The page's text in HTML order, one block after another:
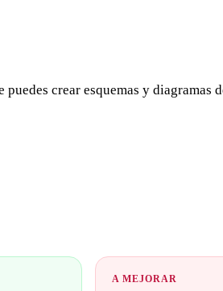
puedes crear esquemas y
A MEJORAR